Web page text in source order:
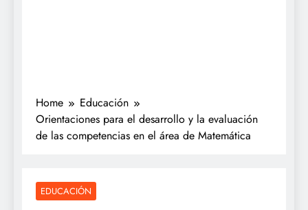
Home
Educación
Orientaciones para el desarrollo y la evaluación
de las competencias en el área de Matemática
EDUCACIÓN